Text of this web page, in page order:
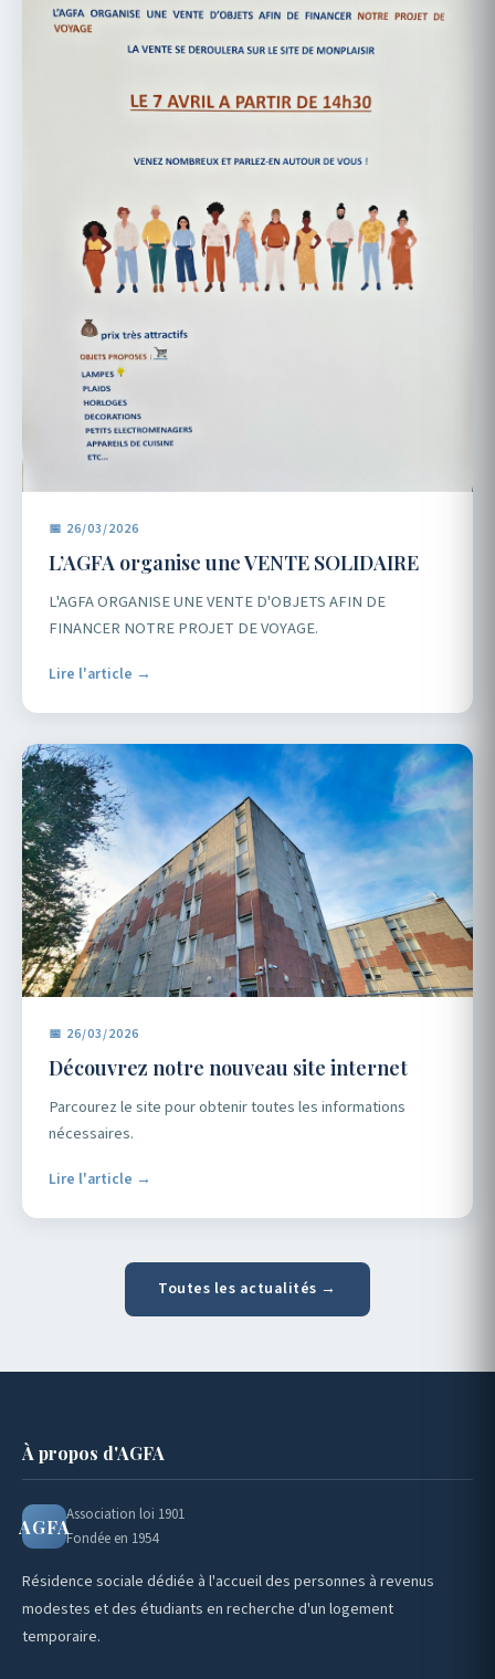
📅 26/03/2026
L’AGFA organise une VENTE SOLIDAIRE
L'AGFA ORGANISE UNE VENTE D'OBJETS AFIN DE
FINANCER NOTRE PROJET DE VOYAGE.
Lire l'article →
📅 26/03/2026
Découvrez notre nouveau site internet
Parcourez le site pour obtenir toutes les informations
nécessaires.
Lire l'article →
Toutes les actualités →
À propos d'AGFA
AGFA
Association loi 1901
Fondée en 1954
Résidence sociale dédiée à l'accueil des personnes à revenus
modestes et des étudiants en recherche d'un logement
temporaire.